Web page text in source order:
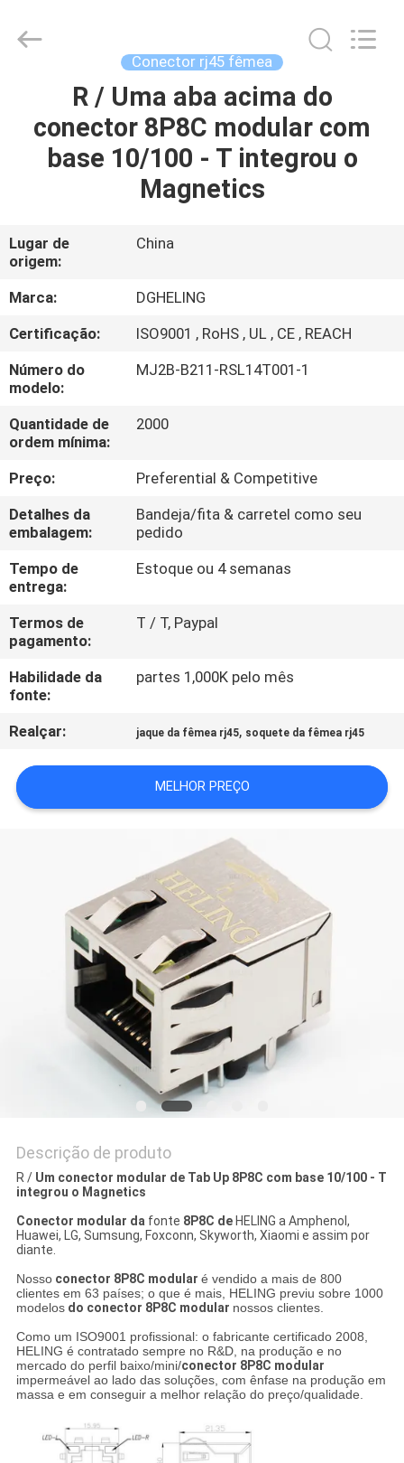
PRODUTOS
NÓS
EXCURSÃO
DA
FÁBRICA
CONTROLE
DA
QUALIDADE
CONTACTE-
NOS
PEÇA
UMAS
CITAÇÕES
MAPA
DO
SITE
PRIVACIDADE
Rights
Conector rj45 fêmea
R / Uma aba acima do
conector 8P8C modular com
base 10/100 - T integrou o
Magnetics
Lugar de
origem:
China
Marca:
DGHELING
Certificação:
ISO9001 , RoHS , UL , CE , REACH
Número do
modelo:
MJ2B-B211-RSL14T001-1
Quantidade de
ordem mínima:
2000
Preço:
Preferential & Competitive
Detalhes da
embalagem:
Bandeja/fita & carretel como seu
pedido
Tempo de
entrega:
Estoque ou 4 semanas
Termos de
pagamento:
T / T, Paypal
Habilidade da
fonte:
partes 1,000K pelo mês
Realçar: jaque da fêmea rj45, soquete da fêmea rj45
MELHOR PREÇO
Descrição de produto
R / Um conector modular de Tab Up 8P8C com base 10/100 - T
integrou o Magnetics
Conector modular dafonte 8P8C deHELING a Amphenol,
Huawei, LG, Sumsung, Foxconn, Skyworth, Xiaomi e assim por
diante.
Nossoconector 8P8C modular é vendido a mais de 800
clientes em 63 países; o que é mais, HELING previu sobre 1000
modelosdo conector 8P8C modular nossos clientes.
Como um ISO9001 profissional: o fabricante certificado 2008,
HELING é contratado sempre no R&D, na produção e no
mercado do perfil baixo/mini/conector 8P8C modular
impermeável ao lado das soluções, com ênfase na produção em
massa e em conseguir a melhor relação do preço/qualidade.